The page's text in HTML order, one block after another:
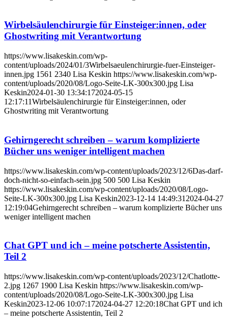
Wirbelsäulenchirurgie für Einsteiger:innen, oder
Ghostwriting mit Verantwortung
https://www.lisakeskin.com/wp-
content/uploads/2024/01/3Wirbelsaeulenchirurgie-fuer-Einsteiger-
innen.jpg 1561 2340 Lisa Keskin https://www.lisakeskin.com/wp-
content/uploads/2020/08/Logo-Seite-LK-300x300.jpg Lisa
Keskin2024-01-30 13:34:172024-05-15
12:17:11Wirbelsäulenchirurgie für Einsteiger:innen, oder
Ghostwriting mit Verantwortung
Gehirngerecht schreiben – warum komplizierte
Bücher uns weniger intelligent machen
https://www.lisakeskin.com/wp-content/uploads/2023/12/6Das-darf-
doch-nicht-so-einfach-sein.jpg 500 500 Lisa Keskin
https://www.lisakeskin.com/wp-content/uploads/2020/08/Logo-
Seite-LK-300x300.jpg Lisa Keskin2023-12-14 14:49:31 2024-04-27
12:19:04Gehirngerecht schreiben – warum komplizierte Bücher uns
weniger intelligent machen
Chat GPT und ich – meine potscherte Assistentin,
Teil 2
https://www.lisakeskin.com/wp-content/uploads/2023/12/Chatlotte-
2.jpg 1267 1900 Lisa Keskin https://www.lisakeskin.com/wp-
content/uploads/2020/08/Logo-Seite-LK-300x300.jpg Lisa
Keskin2023-12-06 10:07:172024-04-27 12:20:18Chat GPT und ich
– meine potscherte Assistentin, Teil 2